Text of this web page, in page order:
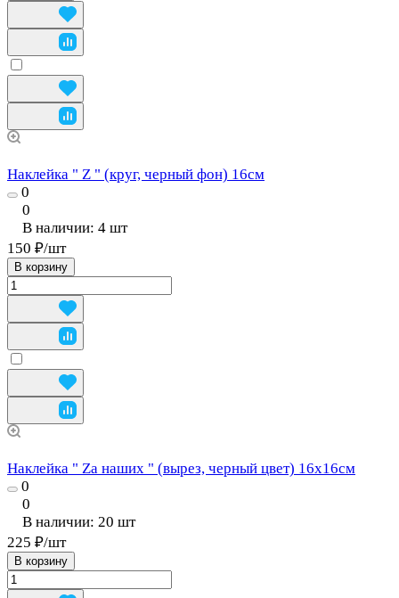
Наклейка " Z " (круг, черный фон) 16см
0
0
В наличии: 4 шт
150 ₽/шт
В корзину
Наклейка " Zа наших " (вырез, черный цвет) 16х16см
0
0
В наличии: 20 шт
225 ₽/шт
В корзину